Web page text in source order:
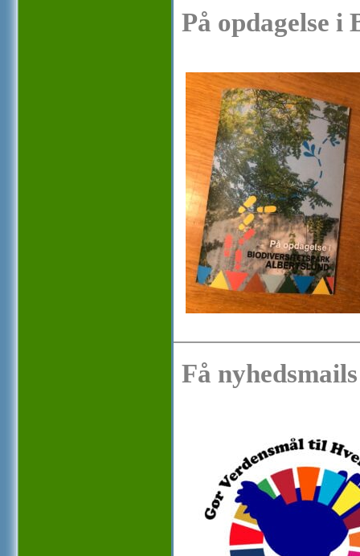
På opdagelse
Få